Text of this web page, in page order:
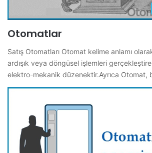
Otomatlar
Satış Otomatları Otomat kelime anlamı
ardışık veya döngüsel işlemleri
elektro-mekanik düzenektir.Ayrıca Otomat,